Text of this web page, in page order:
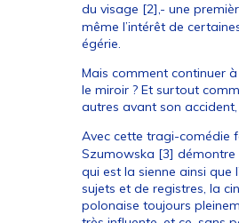
du visage [2],- une
même l’intérêt de
égérie.
Mais comment continuer
le miroir ? Et surtout
autres avant son
Avec cette tragi-comédie
Szumowska [3] démontre
qui est la sienne ainsi que
sujets et de registres, la
polonaise toujours